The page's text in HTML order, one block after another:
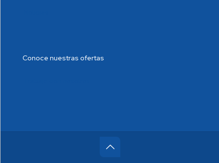
Conoce nuestras ofertas